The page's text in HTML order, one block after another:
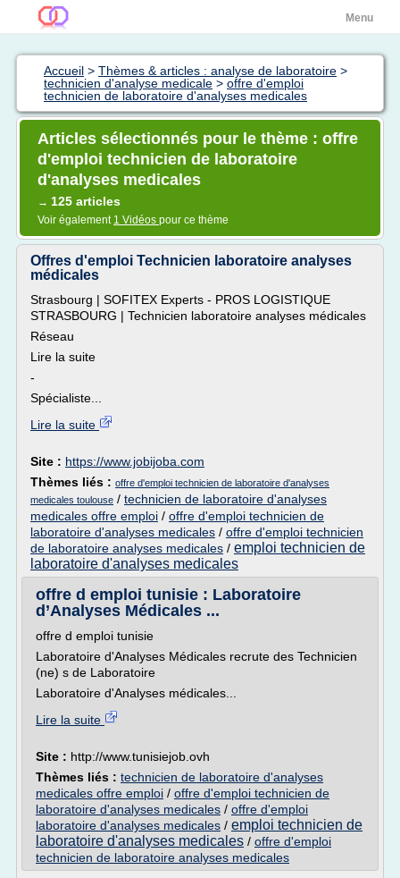
Menu
Accueil > Thèmes & articles : analyse de laboratoire >
technicien d'analyse medicale > offre d'emploi
technicien de laboratoire d'analyses medicales
Articles sélectionnés pour le thème : offre
d'emploi technicien de laboratoire
d'analyses medicales
→ 125 articles
Voir également 1 Vidéos pour ce thème
Offres d'emploi Technicien laboratoire analyses
médicales
Strasbourg | SOFITEX Experts - PROS LOGISTIQUE
STRASBOURG | Technicien laboratoire analyses médicales
Réseau
Lire la suite
-
Spécialiste...
Lire la suite
Site : https://www.jobijoba.com
Thèmes liés : offre d'emploi technicien de laboratoire d'analyses
medicales toulouse / technicien de laboratoire d'analyses
medicales offre emploi / offre d'emploi technicien de
laboratoire d'analyses medicales / offre d'emploi technicien
de laboratoire analyses medicales / emploi technicien de
laboratoire d'analyses medicales
offre d emploi tunisie : Laboratoire
d’Analyses Médicales ...
offre d emploi tunisie
Laboratoire d'Analyses Médicales recrute des Technicien
(ne) s de Laboratoire
Laboratoire d'Analyses médicales...
Lire la suite
Site : http://www.tunisiejob.ovh
Thèmes liés : technicien de laboratoire d'analyses
medicales offre emploi / offre d'emploi technicien de
laboratoire d'analyses medicales / offre d'emploi
laboratoire d'analyses medicales / emploi technicien de
laboratoire d'analyses medicales / offre d'emploi
technicien de laboratoire analyses medicales